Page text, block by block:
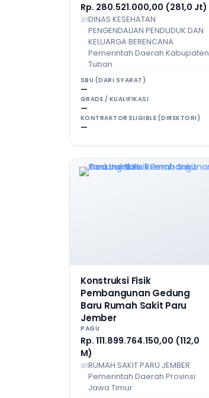
Rp. 280.521.000,00 (281,0 Jt)
DINAS KESEHATAN
PENGENDALIAN PENDUDUK DAN
KELUARGA BERENCANA
Pemerintah Daerah Kabupaten
Tuban
SBU (DARI SYARAT)
—
GRADE / KUALIFIKASI
—
KONTRAKTOR ELIGIBLE (DIREKTORI)
—
Konstruksi Fisik
Pembangunan Gedung
Baru Rumah Sakit Paru
Jember
PAGU
Rp. 111.899.764.150,00 (112,0
M)
RUMAH SAKIT PARU JEMBER
Pemerintah Daerah Provinsi
Jawa Timur